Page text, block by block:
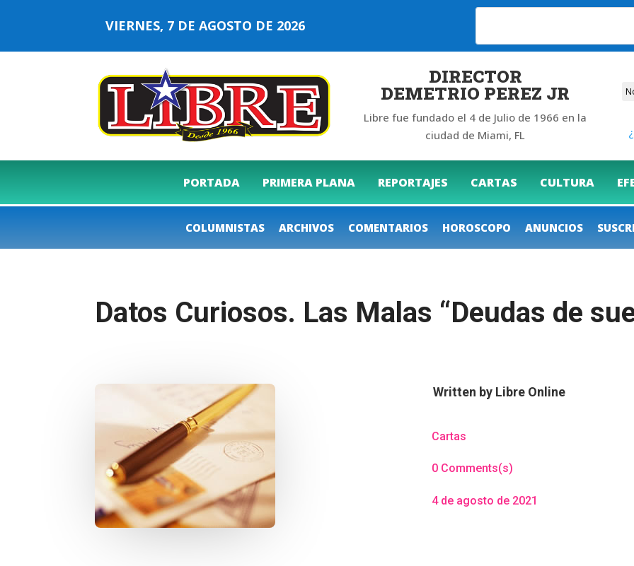
VIERNES, 7 DE AGOSTO DE 2026
DIRECTOR
DEMETRIO PEREZ JR
Libre fue fundado el 4 de Julio de 1966 en la
ciudad de Miami, FL
PORTADA PRIMERA PLANA REPORTAJES CARTAS CULTURA
COLUMNISTAS ARCHIVOS COMENTARIOS HOROSCOPO ANUNCIOS
Datos Curiosos. Las Malas “Deudas de
Written by Libre Online
Cartas
0 Comments(s)
4 de agosto de 2021